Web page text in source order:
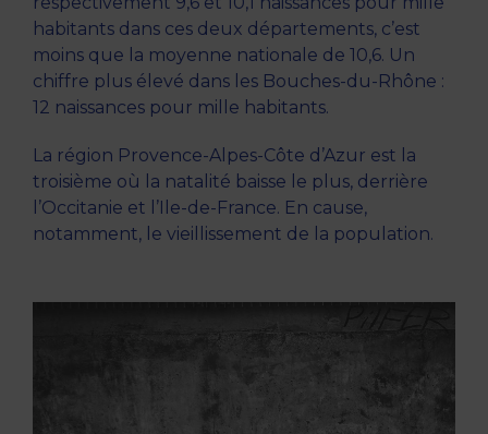
habitants dans ces deux départements, c’est
moins que la moyenne nationale de 10,6. Un
chiffre plus élevé dans les Bouches-du-Rhône :
12 naissances pour mille habitants.
La région Provence-Alpes-Côte d’Azur est la
troisième où la natalité baisse le plus, derrière
l’Occitanie et l’Ile-de-France. En cause,
notamment, le vieillissement de la population.